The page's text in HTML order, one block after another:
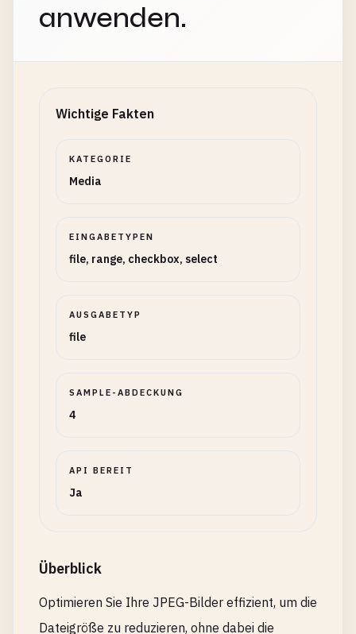
anwenden.
Wichtige Fakten
KATEGORIE
Media
EINGABETYPEN
file, range, checkbox, select
AUSGABETYP
file
SAMPLE-ABDECKUNG
4
API BEREIT
Ja
Überblick
Optimieren Sie Ihre JPEG-Bilder effizient, um die
Dateigröße zu reduzieren, ohne dabei die